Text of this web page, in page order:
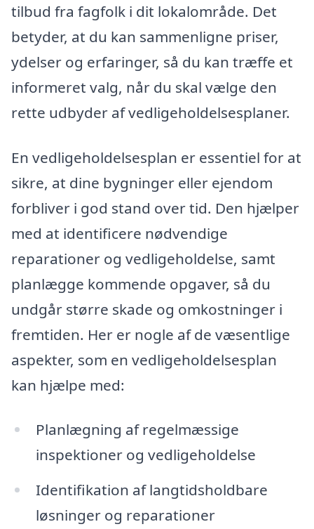
tilbud fra fagfolk i dit lokalområde. Det
betyder, at du kan sammenligne priser,
ydelser og erfaringer, så du kan træffe et
informeret valg, når du skal vælge den
rette udbyder af vedligeholdelsesplaner.
En vedligeholdelsesplan er essentiel for at
sikre, at dine bygninger eller ejendom
forbliver i god stand over tid. Den hjælper
med at identificere nødvendige
reparationer og vedligeholdelse, samt
planlægge kommende opgaver, så du
undgår større skade og omkostninger i
fremtiden. Her er nogle af de væsentlige
aspekter, som en vedligeholdelsesplan
kan hjælpe med:
Planlægning af regelmæssige
inspektioner og vedligeholdelse
Identifikation af langtidsholdbare
løsninger og reparationer